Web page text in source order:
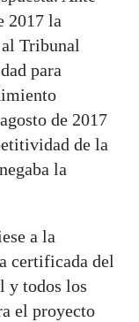
2017 la
Tribunal
para
de 2017
de la
la
a la
certificada del
y todos los
el proyecto